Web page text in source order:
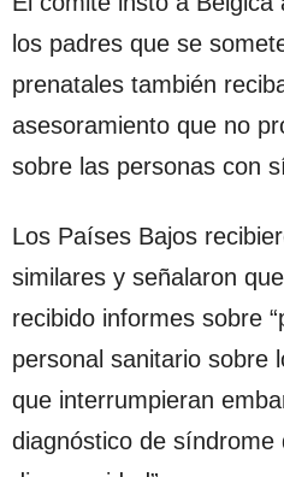
los padres que se
prenatales también
asesoramiento que no
sobre las personas con
Los Países Bajos
similares y señalaron
recibido informes sobre
personal sanitario sobre
que interrumpieran
diagnóstico de síndrome